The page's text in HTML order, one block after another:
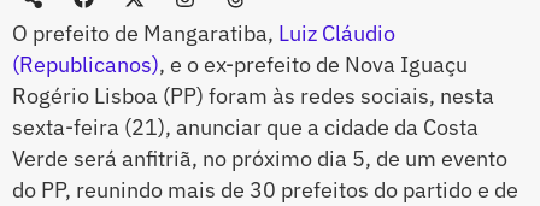
O prefeito de Mangaratiba, Luiz Cláudio
(Republicanos), e o ex-prefeito de Nova Iguaçu
Rogério Lisboa (PP) foram às redes sociais, nesta
sexta-feira (21), anunciar que a cidade da Costa
Verde será anfitriã, no próximo dia 5, de um evento
do PP, reunindo mais de 30 prefeitos do partido e de